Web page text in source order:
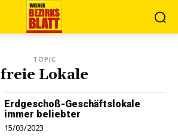
TOPIC
freie Lokale
Erdgeschoß-Geschäftslokale
immer beliebter
15/03/2023